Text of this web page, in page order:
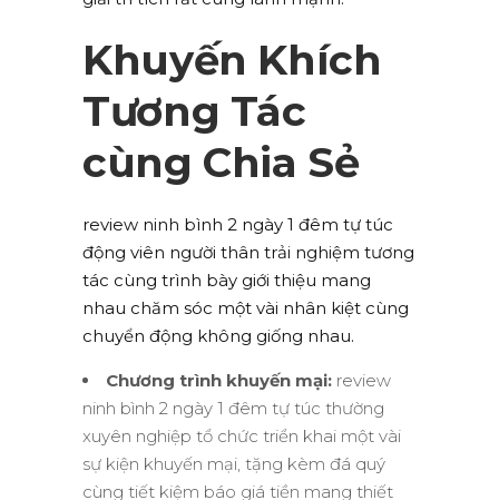
Khuyến Khích
Tương Tác
cùng Chia Sẻ
review ninh bình 2 ngày 1 đêm tự túc
động viên người thân trải nghiệm tương
tác cùng trình bày giới thiệu mang
nhau chăm sóc một vài nhân kiệt cùng
chuyển động không giống nhau.
Chương trình khuyến mại: review
ninh bình 2 ngày 1 đêm tự túc thường
xuyên nghiệp tổ chức triển khai một vài
sự kiện khuyến mại, tặng kèm đá quý
cùng tiết kiệm báo giá tiền mang thiết